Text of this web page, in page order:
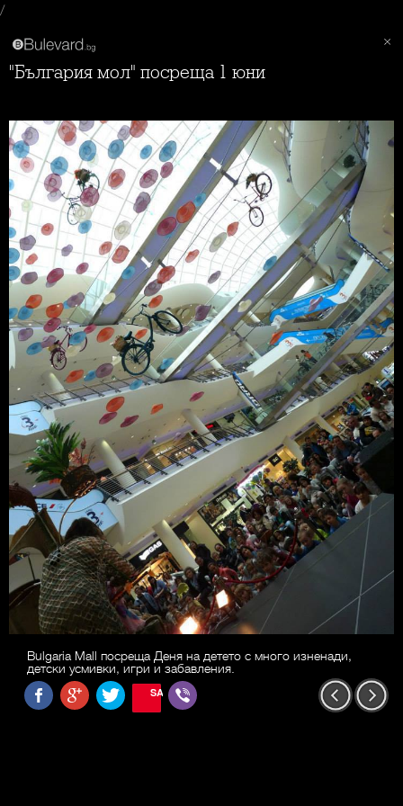
/
"България мол" посреща 1 юни
Bulgaria Mall посреща Деня на детето с много изненади,
детски усмивки, игри и забавления.
SAVE